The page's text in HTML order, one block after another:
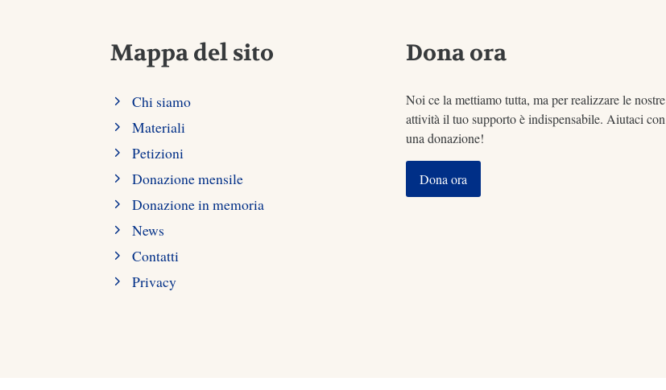
Mappa del sito
Chi siamo
Materiali
Petizioni
Donazione mensile
Donazione in memoria
News
Contatti
Privacy
Dona ora
Noi ce la mettiamo tutta, ma per realizzare le nostre
attività il tuo supporto è indispensabile. Aiutaci con
una donazione!
Dona ora